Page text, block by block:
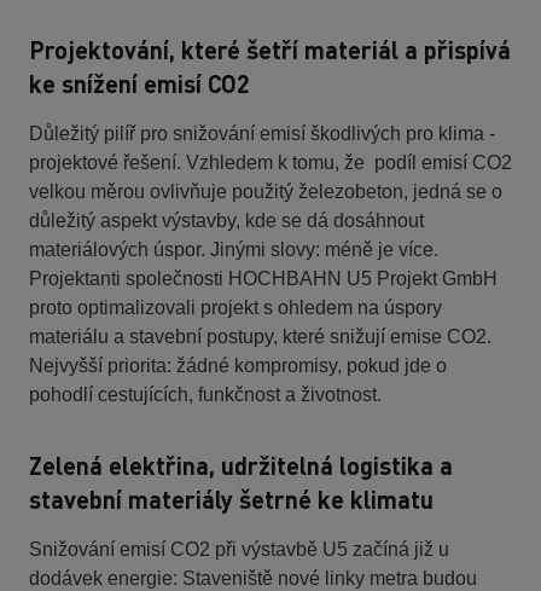
Projektování, které šetří materiál a přispívá
ke snížení emisí CO2
Důležitý pilíř pro snižování emisí škodlivých pro klima -
projektové řešení. Vzhledem k tomu, že podíl emisí CO2
velkou měrou ovlivňuje použitý železobeton, jedná se o
důležitý aspekt výstavby, kde se dá dosáhnout
materiálových úspor. Jinými slovy: méně je více.
Projektanti společnosti HOCHBAHN U5 Projekt GmbH
proto optimalizovali projekt s ohledem na úspory
materiálu a stavební postupy, které snižují emise CO2.
Nejvyšší priorita: žádné kompromisy, pokud jde o
pohodlí cestujících, funkčnost a životnost.
Zelená elektřina, udržitelná logistika a
stavební materiály šetrné ke klimatu
Snižování emisí CO2 při výstavbě U5 začíná již u
dodávek energie: Staveniště nové linky metra budou